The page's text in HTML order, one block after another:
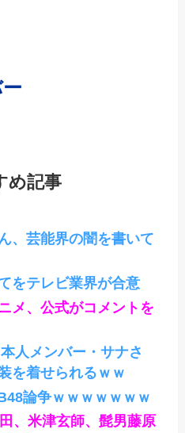
め記事
、芸能界の闇を書いて
をテレビ業界が合意
メ、公式がコメントを
人メンバー・サナさ
を着せられるｗｗ
論争ｗｗｗｗｗｗｗ
、米津玄師、髭男藤原